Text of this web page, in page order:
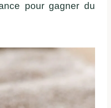
pour gagner du